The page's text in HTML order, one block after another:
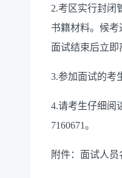
2.考区实行封闭
书籍材料。候
面试结束后立即
3.参加面试的考
4.请考生仔细阅
7160671。
附件：面试人员